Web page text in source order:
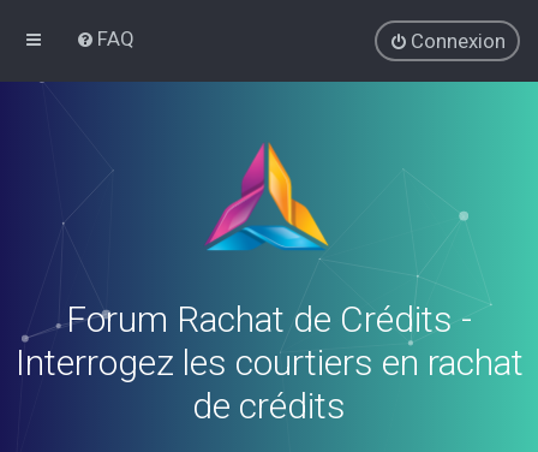
FAQ Connexion
Forum Rachat de Crédits -
Interrogez les courtiers en rachat
de crédits